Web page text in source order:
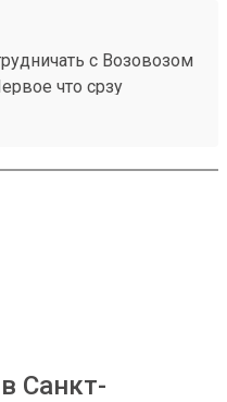
с Возовозом
что срзу
Из Питера в Пензу
Санкт-